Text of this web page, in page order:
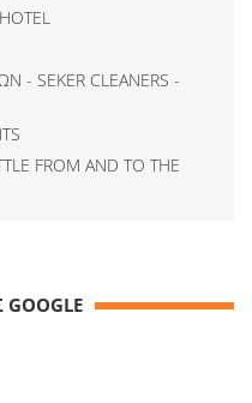
- SEKER CLEANERS -
FROM AND TO THE